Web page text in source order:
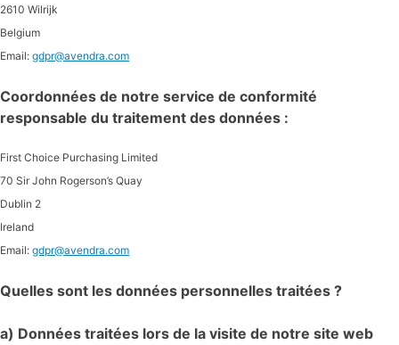
2610 Wilrijk
Belgium
Email: gdpr@avendra.com
Coordonnées de notre service de conformité
responsable du traitement des données :
First Choice Purchasing Limited
70 Sir John Rogerson’s Quay
Dublin 2
Ireland
Email: gdpr@avendra.com
Quelles sont les données personnelles traitées ?
a) Données traitées lors de la visite de notre site web